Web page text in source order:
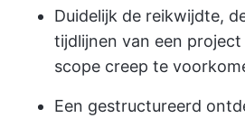
Duidelijk de reikwijdte,
tijdlijnen van een
scope creep te
Een gestructureerd